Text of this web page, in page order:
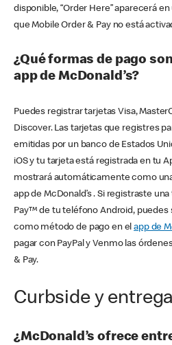
disponible, “Order Here” aparecerá
que Mobile Order & Pay no está
¿Qué formas de pago
app de McDonald’s?
Puedes registrar tarjetas Visa,
Discover. Las tarjetas que registres
emitidas por un banco de Estados
iOS y tu tarjeta está registrada en tu
mostrará automáticamente como
app de McDonald’s . Si registraste
Pay™ de tu teléfono Android,
como método de pago en elapp de
pagar con PayPal y Venmo las
& Pay.
Curbside y
¿McDonald’s ofrece